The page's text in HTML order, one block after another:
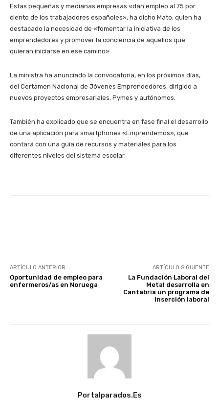
Estas pequeñas y medianas empresas «dan empleo al 75 por
ciento de los trabajadores españoles», ha dicho Mato, quien ha
destacado la necesidad de «fomentar la iniciativa de los
emprendedores y promover la conciencia de aquellos que
quieran iniciarse en ese camino».
La ministra ha anunciado la convocatoria, en los próximos días,
del Certamen Nacional de Jóvenes Emprendedores, dirigido a
nuevos proyectos empresariales, Pymes y autónomos.
También ha explicado que se encuentra en fase final el desarrollo
de una aplicación para smartphones «Emprendemos», que
contará con una guía de recursos y materiales para los
diferentes niveles del sistema escolar.
ARTÍCULO ANTERIOR
Oportunidad de empleo para
enfermeros/as en Noruega
ARTÍCULO SIGUIENTE
La Fundación Laboral del
Metal desarrolla en
Cantabria un programa de
inserción laboral
Portalparados.es